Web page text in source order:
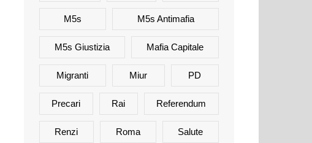
M5s M5s Antimafia
M5s Giustizia Mafia Capitale
Migranti Miur PD
Precari Rai Referendum
Renzi Roma Salute